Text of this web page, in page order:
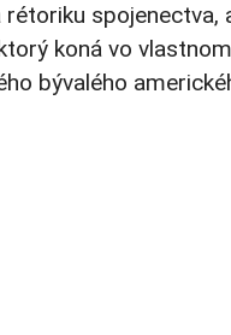
koná vo
bývalého